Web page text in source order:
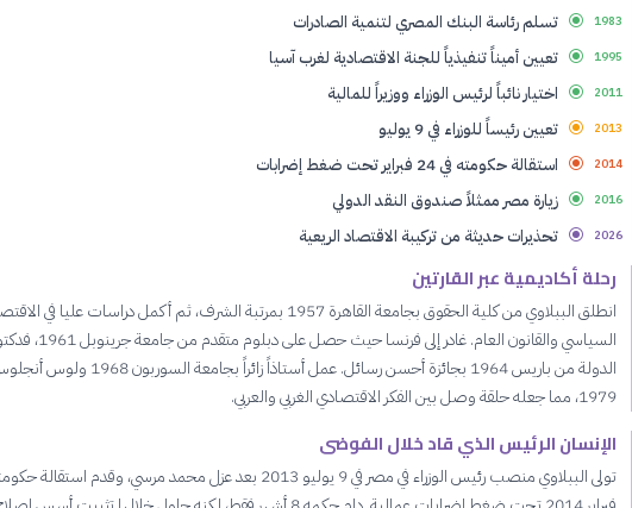
1983 تسلم رئاسة البنك المصري لتنمية الصادرات
1995 تعيين أميناً تنفيذياً للجنة الاقتصادية لغرب آسيا
2011 اختيار نائباً لرئيس الوزراء ووزيراً للمالية
2013 تعيين رئيساً للوزراء في 9 يوليو
2014 استقالة حكومته في 24 فبراير تحت ضغط إضرابات
2016 زيارة مصر ممثلاً صندوق النقد الدولي
2026 تحذيرات حديثة من تركيبة الاقتصاد الريعية
رحلة أكاديمية عبر القارتين
انطلق الببلاوي من كلية الحقوق بجامعة القاهرة 1957 بمرتبة الشرف، ثم أكمل دراسات عليا في
السياسي والقانون العام. غادر إلى فرنسا حيث حصل على
الدولة من باريس 1964 بجائزة أحسن رسائل. عمل أستاذاً زائراً بجامعة السوربون
1979، مما جعله حلقة وصل بين الفكر الاقتصادي الغربي والعربي.
الإنسان الرئيس الذي قاد خلال الفوضى